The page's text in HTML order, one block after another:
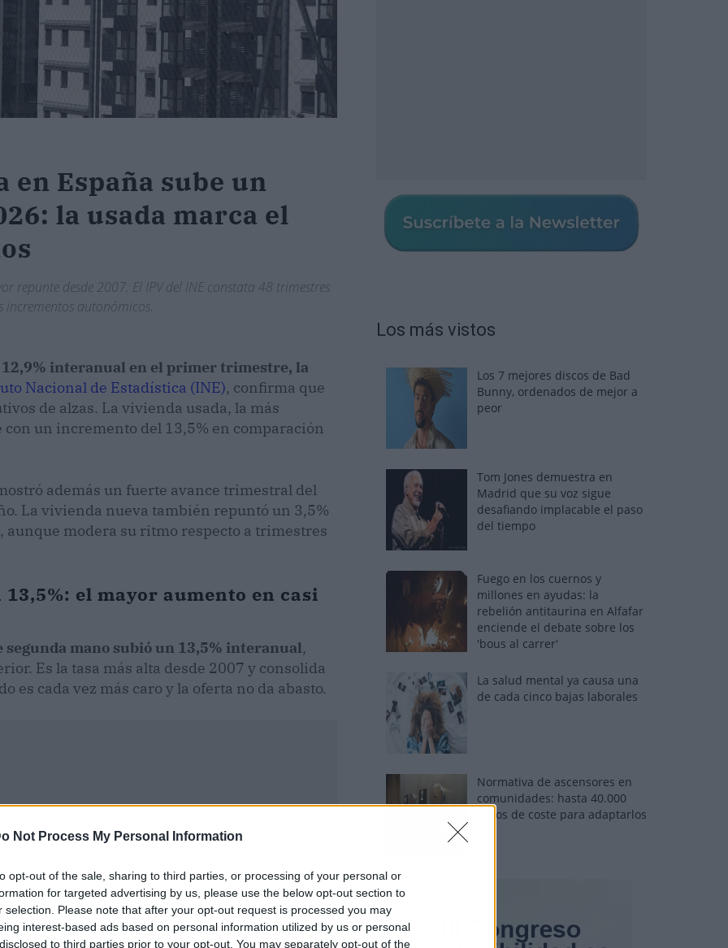
Not Process My Personal Information
opt-out of the sale, sharing to third parties, or processing of your personal or
for targeted advertising by us, please use the below opt-out section to
selection. Please note that after your opt-out request is processed you may
interest-based ads based on personal information utilized by us or personal
to third parties prior to your opt-out. You may separately opt-out of the
España sube un
la usada marca el
repunte desde 2007. El IPV del INE constata 48 trimestres
incrementos autonómicos.
12,9% interanual en el primer trimestre, la
Nacional de Estadística (INE), confirma que
de alzas. La vivienda usada, la más
un incremento del 13,5% en comparación
además un fuerte avance trimestral del
La vivienda nueva también repuntó un 3,5%
modera su ritmo respecto a trimestres
el mayor aumento en casi
segunda mano subió un 13,5% interanual,
Es la tasa más alta desde 2007 y consolida
es cada vez más caro y la oferta no da abasto.
Los más vistos
Los 7 mejores discos de Bad
Bunny, ordenados de mejor a
peor
Tom Jones demuestra en
Madrid que su voz sigue
desafiando implacable el paso
del tiempo
Fuego en los cuernos y
millones en ayudas: la
rebelión antitaurina en Alfafar
enciende el debate sobre los
'bous al carrer'
La salud mental ya causa una
de cada cinco bajas laborales
Normativa de ascensores en
comunidades: hasta 40.000
euros de coste para adaptarlos